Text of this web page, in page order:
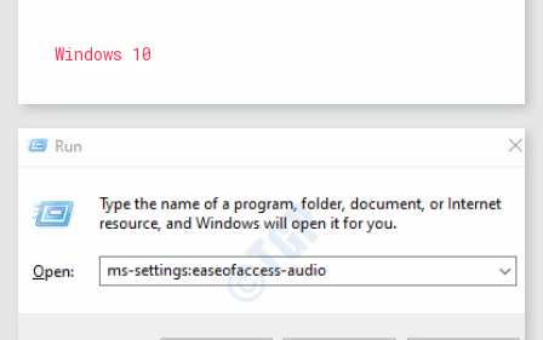
Windows 10